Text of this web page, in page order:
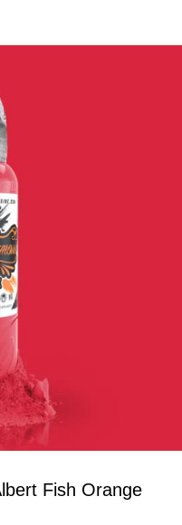
Fish Orange